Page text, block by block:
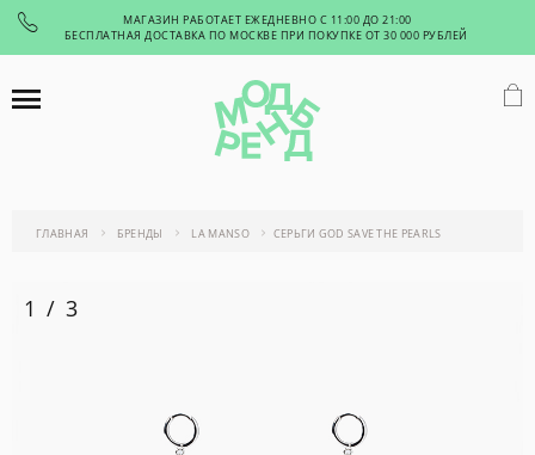
МАГАЗИН РАБОТАЕТ ЕЖЕДНЕВНО С 11:00 ДО 21:00
БЕСПЛАТНАЯ ДОСТАВКА ПО МОСКВЕ ПРИ ПОКУПКЕ ОТ 30 000 РУБЛЕЙ
ГЛАВНАЯ БРЕНДЫ LA MANSO СЕРЬГИ GOD SAVE THE PEARLS
1 / 3